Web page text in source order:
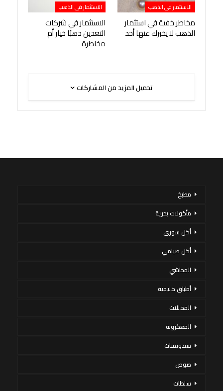
الاستثمار فى الذهب
مخاطر خفية في استثمار
الذهب لا يخبرك عنها أحد
الاستثمار فى الذهب
الاستثمار في شركات
التعدين ذهبًا خيار أم
مخاطرة
تحميل المزيد من المشاركات
مطبخ
مأكولات بحرية
أكل سورى
أكل صيامي
المحاشي
أطباق خليجية
المخللات
المعكرونة
سندوتشات
صوص
سلطات